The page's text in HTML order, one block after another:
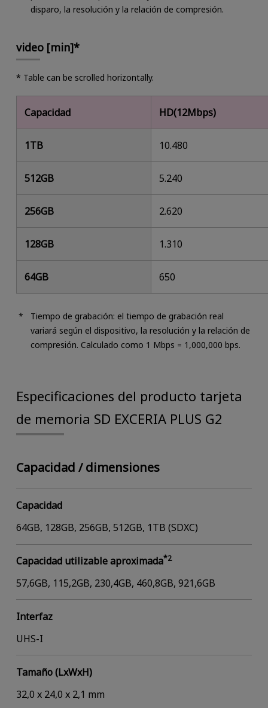
disparo, la resolución y la relación de compresión.
video [min]*
* Table can be scrolled horizontally.
Capacidad HD(12Mbps)
1TB 10.480
512GB 5.240
256GB 2.620
128GB 1.310
64GB 650
Tiempo de grabación: el tiempo de grabación real
variará según el dispositivo, la resolución y la relación de
compresión. Calculado como 1 Mbps = 1,000,000 bps.
Especificaciones del producto tarjeta
de memoria SD EXCERIA PLUS G2
Capacidad / dimensiones
Capacidad
64GB, 128GB, 256GB, 512GB, 1TB (SDXC)
Capacidad utilizable aproximada*2
57,6GB, 115,2GB, 230,4GB, 460,8GB, 921,6GB
Interfaz
UHS-I
Tamaño (LxWxH)
32,0 x 24,0 x 2,1 mm